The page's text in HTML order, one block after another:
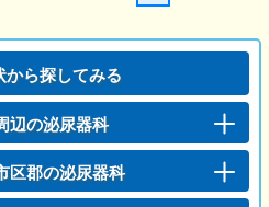
から探してみる
辺の泌尿器科
区郡の泌尿器科